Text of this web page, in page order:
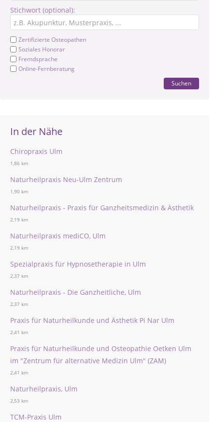
Stichwort (optional):
Zertifizierte Osteopathen
Soziales Honorar
Fremdsprache
Online-Fernberatung
Suchen
In der Nähe
Chiropraxis Ulm
1,86 km
Naturheilpraxis Neu-Ulm Zentrum
1,90 km
Naturheilpraxis - Praxis für Ganzheitsmedizin & Ästhetik
2,19 km
Naturheilpraxis mediCO, Ulm
2,19 km
Spezialpraxis für Hypnosetherapie in Ulm
2,37 km
Naturheilpraxis - Die Ganzheitliche, Ulm
2,37 km
Praxis für Naturheilkunde und Ästhetik Pi Nar Ulm
2,41 km
Praxis für Naturheilkunde und Osteopathie Oetken Ulm
im "Zentrum für alternative Medizin Ulm" (ZAM)
2,41 km
Naturheilpraxis, Ulm
2,53 km
TCM-Praxis Ulm